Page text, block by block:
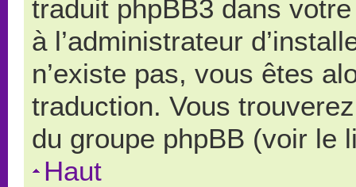
traduit phpBB3 dans
à l’administrateur
n’existe pas, vous êtes
traduction. Vous
du groupe phpBB (voir le
Haut